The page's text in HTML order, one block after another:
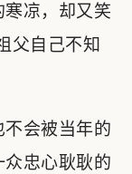
凉，却又笑
父自己不知
会被当年的
忠心耿耿的